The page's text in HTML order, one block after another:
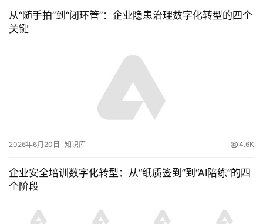
从“随手拍”到“闭环管”：企业隐患治理数字化转型的四个
关键
2026年6月20日 知识库 4.6K
企业安全培训数字化转型：从“纸质签到”到“AI陪练”的四
个阶段